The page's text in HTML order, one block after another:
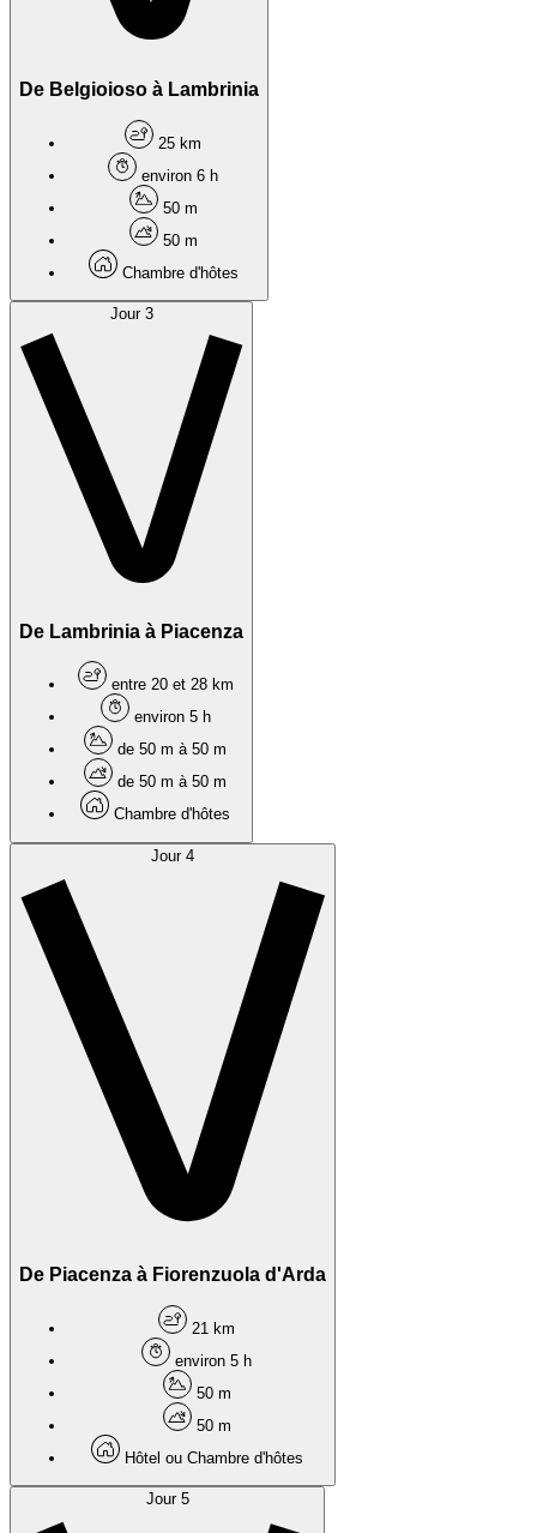
De Belgioioso à Lambrinia
25 km
environ 6 h
50 m
50 m
Chambre d'hôtes
Jour 3
De Lambrinia à Piacenza
entre 20 et 28 km
environ 5 h
de 50 m à 50 m
de 50 m à 50 m
Chambre d'hôtes
Jour 4
De Piacenza à Fiorenzuola d'Arda
21 km
environ 5 h
50 m
50 m
Hôtel ou Chambre d'hôtes
Jour 5